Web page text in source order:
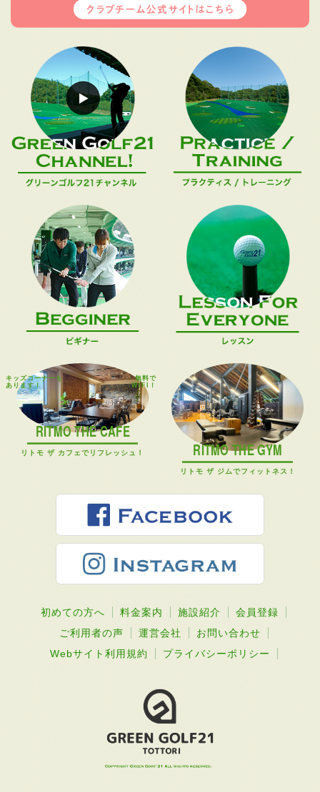
キッズコーナーも
あります！
無料で
WIFI！
RITMO THE CAFE
リトモ ザ カフェでリフレッシュ！ RITMO THE GYM
リトモ ザ ジムでフィットネス！
初めての方へ 料金案内 施設紹介
会員登録
ご利用者の声
運営会社
お問い合わせ
Webサイト利用規約
プライバシーポリシー